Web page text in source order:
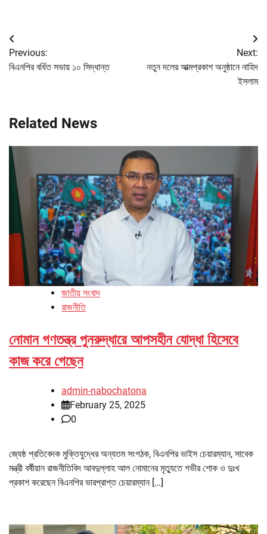
Post
navigation
Previous:
বিএনপির বর্ধিত সভায় ১০ সিদ্ধান্ত
Next:
নতুন দলের আত্মপ্রকাশ অনুষ্ঠানে নাহিদ
ইসলাম
Related News
জাতীয় সংবাদ
রাজনীতি
নোমান গণতন্ত্র পুনরুদ্ধারে আপসহীন যোদ্ধা হিসেবে
কাজ করে গেছেন
admin-nabochatona
February 25, 2025
0
জ্যেষ্ঠ প্রতিবেদক মুক্তিযুদ্ধের অন্যতম সংগঠক, বিএনপির ভাইস চেয়ারম্যান, সাবেক
মন্ত্রী বর্ষীয়ান রাজনীতিবিদ আবদুল্লাহ আল নোমানের মৃত্যুতে গভীর শোক ও দুঃখ
প্রকাশ করেছেন বিএনপির ভারপ্রাপ্ত চেয়ারম্যান […]